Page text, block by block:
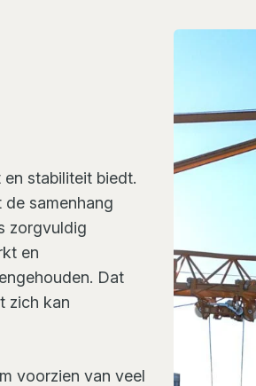
stabiliteit biedt.
samenhang
zorgvuldig
en
Dat
zich kan
voorzien van veel